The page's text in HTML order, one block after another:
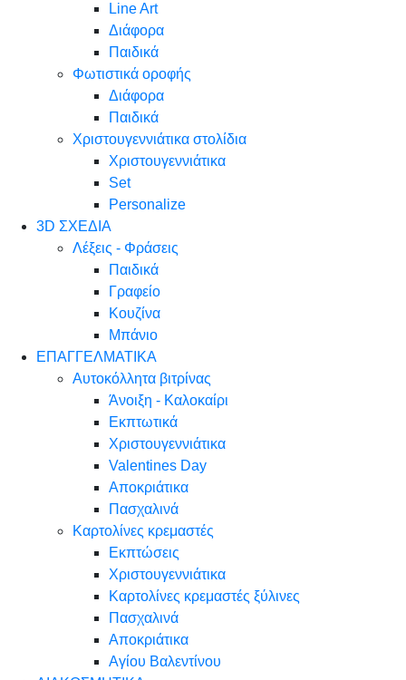
Line Art
Διάφορα
Παιδικά
Φωτιστικά οροφής
Διάφορα
Παιδικά
Χριστουγεννιάτικα στολίδια
Χριστουγεννιάτικα
Set
Personalize
3D ΣΧΕΔΙΑ
Λέξεις - Φράσεις
Παιδικά
Γραφείο
Κουζίνα
Μπάνιο
ΕΠΑΓΓΕΛΜΑΤΙΚΑ
Αυτοκόλλητα βιτρίνας
Άνοιξη - Καλοκαίρι
Εκπτωτικά
Χριστουγεννιάτικα
Valentines Day
Αποκριάτικα
Πασχαλινά
Καρτολίνες κρεμαστές
Εκπτώσεις
Χριστουγεννιάτικα
Καρτολίνες κρεμαστές ξύλινες
Πασχαλινά
Αποκριάτικα
Αγίου Βαλεντίνου